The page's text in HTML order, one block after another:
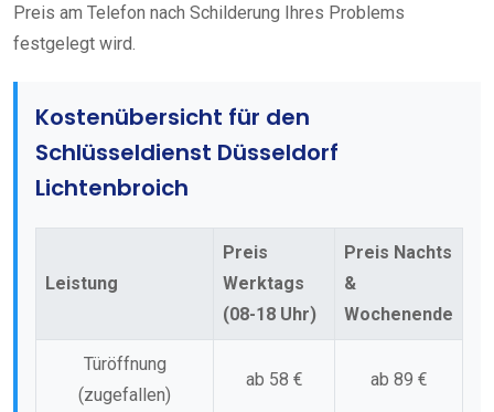
Preis am Telefon nach Schilderung Ihres Problems
festgelegt wird.
Kostenübersicht für den
Schlüsseldienst Düsseldorf
Lichtenbroich
Leistung
Preis
Werktags
(08-18 Uhr)
Preis Nachts
&
Wochenende
Türöffnung
(zugefallen)
ab 58 € ab 89 €